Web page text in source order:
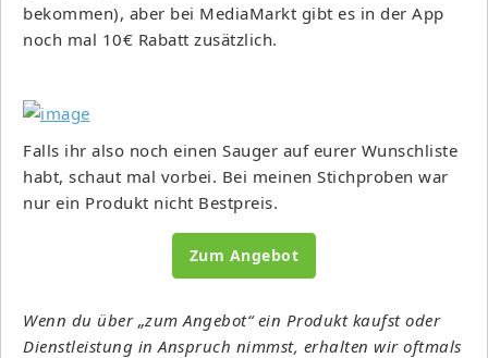
bekommen), aber bei MediaMarkt gibt es in der App
noch mal 10€ Rabatt zusätzlich.
Falls ihr also noch einen Sauger auf eurer Wunschliste
habt, schaut mal vorbei. Bei meinen Stichproben war
nur ein Produkt nicht Bestpreis.
Zum Angebot
Wenn du über „zum Angebot“ ein Produkt kaufst oder
Dienstleistung in Anspruch nimmst, erhalten wir oftmals